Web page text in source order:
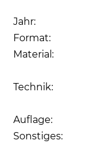
Jahr:
Format:
Material:
Technik:
Auflage:
Sonstiges: